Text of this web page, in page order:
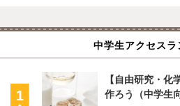
中学生アクセスラ
【自由研究・化
作ろう（中学生